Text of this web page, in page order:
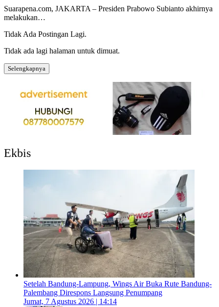
Suarapena.com, JAKARTA – Presiden Prabowo Subianto akhirnya
melakukan…
Tidak Ada Postingan Lagi.
Tidak ada lagi halaman untuk dimuat.
Selengkapnya
Ekbis
Setelah Bandung-Lampung, Wings Air Buka Rute Bandung-
Palembang Direspons Langsung Penumpang
Jumat, 7 Agustus 2026 | 14:14